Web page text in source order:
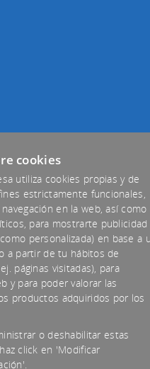
cookies
utiliza cookies propias y de
estrictamente funcionales,
en la web, así como
para mostrarte publicidad
personalizada) en base a
a partir de tu hábitos de
páginas visitadas), para
y para poder valorar las
productos adquiridos por los
o deshabilitar estas
click en 'Modificar